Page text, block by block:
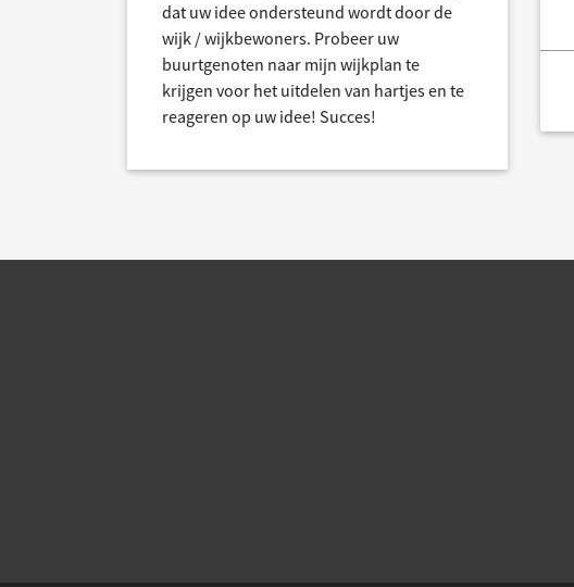
dat uw idee ondersteund wordt door de
wijk / wijkbewoners. Probeer uw
buurtgenoten naar mijn wijkplan te
krijgen voor het uitdelen van hartjes en te
reageren op uw idee! Succes!